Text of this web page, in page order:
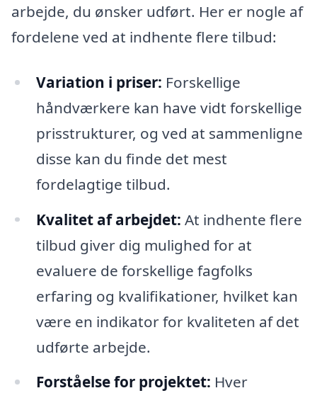
arbejde, du ønsker udført. Her er nogle af
fordelene ved at indhente flere tilbud:
Variation i priser: Forskellige
håndværkere kan have vidt forskellige
prisstrukturer, og ved at sammenligne
disse kan du finde det mest
fordelagtige tilbud.
Kvalitet af arbejdet: At indhente flere
tilbud giver dig mulighed for at
evaluere de forskellige fagfolks
erfaring og kvalifikationer, hvilket kan
være en indikator for kvaliteten af det
udførte arbejde.
Forståelse for projektet: Hver